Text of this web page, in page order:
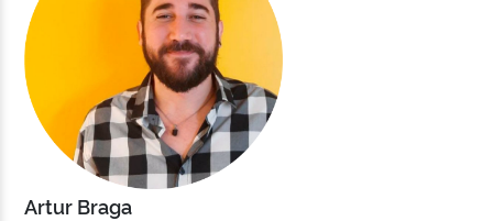
Artur Braga